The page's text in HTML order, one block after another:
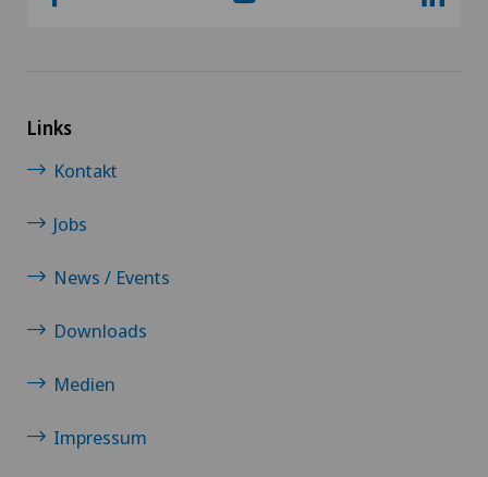
Links
Kontakt
Jobs
News / Events
Downloads
Medien
Impressum